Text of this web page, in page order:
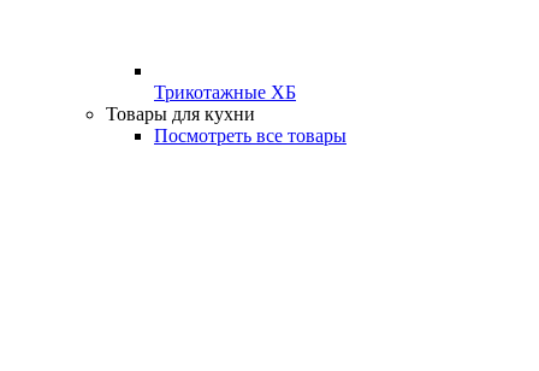
Трикотажные ХБ
Товары для кухни
Посмотреть все товары